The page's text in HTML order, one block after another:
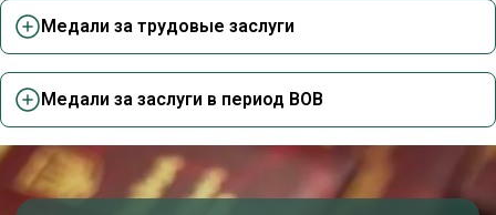
Медали за трудовые заслуги
Медали за заслуги в период ВОВ